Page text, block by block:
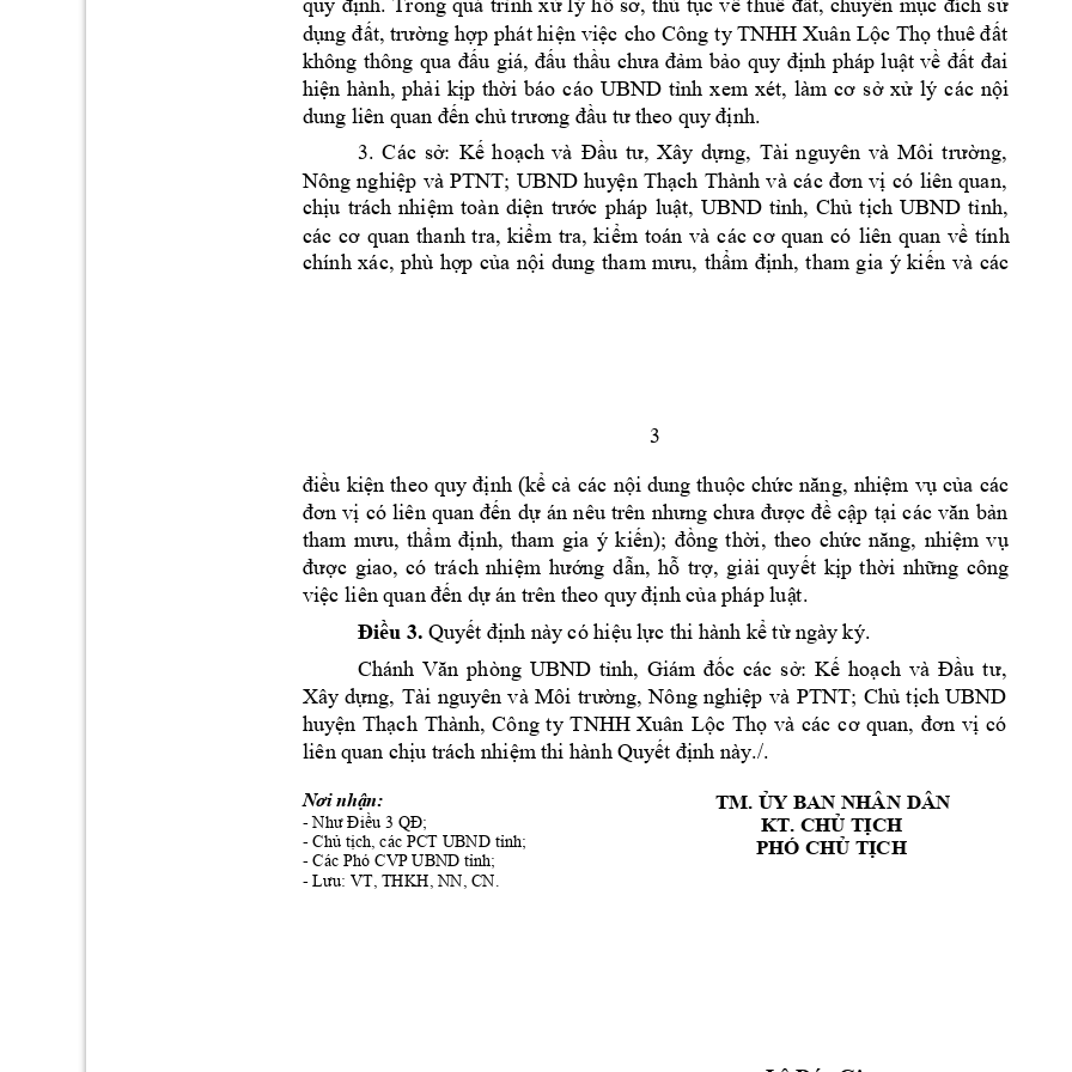
quy định. Trong quá trình xử lý hồ sơ, thủ tục về thuê đất, chuyển mục đích sử
dụng đất, trường hợp phát hiện việc cho Công ty TNHH Xuân Lộc Thọ thuê đất
không thông qua đấu giá, đấu thầu chưa đảm bảo quy định pháp luật về đất đai
hiện hành, phải kịp thời báo cáo UBND tỉnh xem xét, làm cơ sở xử lý các nội
dung liên quan đến chủ trương đầu tư theo quy định.
3. Các sở: Kế hoạch và Đầu tư, Xây dựng, Tài nguyên và Môi trường,
Nông nghiệp và PTNT; UBND huyện Thạch Thành và các đơn vị có liên quan,
chịu trách nhiệm toàn diện trước pháp luật, UBND tỉnh, Chủ tịch UBND tỉnh,
các cơ quan thanh tra, kiểm tra, kiểm toán và các cơ quan có liên quan về tính
chính xác, phù hợp của nội dung tham mưu, thẩm định, tham gia ý kiến và các
3
điều kiện theo quy định (kể cả các nội dung thuộc chức năng, nhiệm vụ của các
đơn vị có liên quan đến dự án nêu trên nhưng chưa được đề cập tại các văn bản
tham mưu, thẩm định, tham gia ý kiến); đồng thời, theo chức năng, nhiệm vụ
được giao, có trách nhiệm hướng dẫn, hỗ trợ, giải quyết kịp thời những công
việc liên quan đến dự án trên theo quy định của pháp luật.
Điều 3. Quyết định này có hiệu lực thi hành kể từ ngày ký.
Chánh Văn phòng UBND tỉnh, Giám đốc các sở: Kế hoạch và Đầu tư,
Xây dựng, Tài nguyên và Môi trường, Nông nghiệp và PTNT; Chủ tịch UBND
huyện Thạch Thành, Công ty TNHH Xuân Lộc Thọ và các cơ quan, đơn vị có
liên quan chịu trách nhiệm thi hành Quyết định này./.
Nơi nhận:
- Như Điều 3 QĐ;
- Chủ tịch, các PCT UBND tỉnh;
- Các Phó CVP UBND tỉnh;
- Lưu: VT, THKH, NN, CN.
TM. ỦY BAN NHÂN DÂN
KT. CHỦ TỊCH
PHÓ CHỦ TỊCH